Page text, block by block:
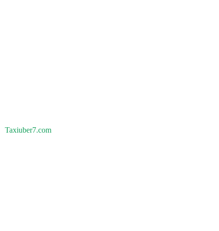
Taxiuber7.com